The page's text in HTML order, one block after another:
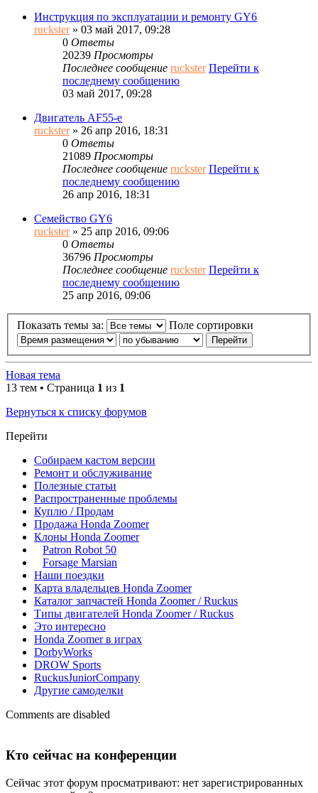
Инструкция по эксплуатации и ремонту GY6
ruckster» 03 май 2017, 09:28
0 Ответы
20239 Просмотры
Последнее сообщение ruckster Перейти к
последнему сообщению
03 май 2017, 09:28
Двигатель AF55-e
ruckster» 26 апр 2016, 18:31
0 Ответы
21089 Просмотры
Последнее сообщение ruckster Перейти к
последнему сообщению
26 апр 2016, 18:31
Семейство GY6
ruckster» 25 апр 2016, 09:06
0 Ответы
36796 Просмотры
Последнее сообщение ruckster Перейти к
последнему сообщению
25 апр 2016, 09:06
Показать темы за: Поле сортировки
Новая тема
13 тем • Страница 1 из 1
Вернуться к списку форумов
Перейти
Собираем кастом версии
Ремонт и обслуживание
Полезные статьи
Распространенные проблемы
Куплю / Продам
Продажа Honda Zoomer
Клоны Honda Zoomer
Patron Robot 50
Forsage Marsian
Наши поездки
Карта владельцев Honda Zoomer
Каталог запчастей Honda Zoomer / Ruckus
Типы двигателей Honda Zoomer / Ruckus
Это интересно
Honda Zoomer в играх
DorbyWorks
DROW Sports
RuckusJuniorCompany
Другие самоделки
Comments are disabled
Кто сейчас на конференции
Сейчас этот форум просматривают: нет зарегистрированных